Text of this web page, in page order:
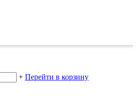
+ Перейти в корзину